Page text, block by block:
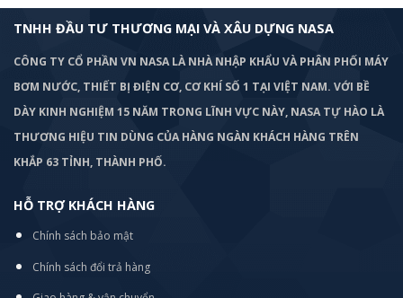
TNHH ĐẦU TƯ THƯƠNG MẠI VÀ XÂU DỰNG NASA
CÔNG TY CỔ PHẦN VN NASA LÀ NHÀ NHẬP KHẨU VÀ PHÂN PHỐI MÁY
BƠM NƯỚC, THIẾT BỊ ĐIỆN CƠ, CƠ KHÍ SỐ 1 TẠI VIỆT NAM. VỚI BỀ
DÀY KINH NGHIỆM 15 NĂM TRONG LĨNH VỰC NÀY, NASA TỰ HÀO LÀ
THƯƠNG HIỆU TIN DÙNG CỦA HÀNG NGÀN KHÁCH HÀNG TRÊN
KHẮP 63 TỈNH, THÀNH PHỐ.
HỖ TRỢ KHÁCH HÀNG
Chính sách bảo mật
Chính sách đổi trả hàng